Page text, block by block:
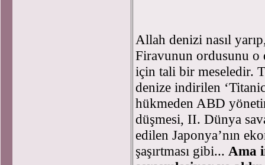
Allah denizi nasıl
Firavunun ordusunu o
için tali bir meseledir.
denize indirilen
hükmeden ABD
düşmesi, II. Dünya
edilen Japonya’nın
şaşırtması gibi... Ama